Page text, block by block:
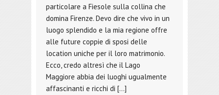
particolare a Fiesole sulla collina che
domina Firenze. Devo dire che vivo in un
luogo splendido e la mia regione offre
alle future coppie di sposi delle
location uniche per il loro matrimonio.
Ecco, credo altresì che il Lago
Maggiore abbia dei luoghi ugualmente
affascinanti e ricchi di […]